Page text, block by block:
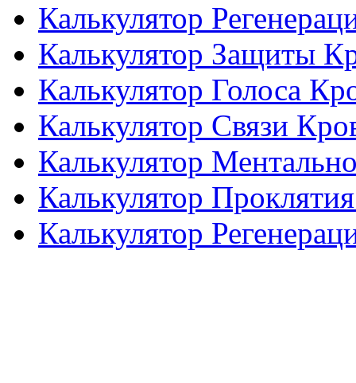
Калькулятор
Калькулятор Защиты
Калькулятор Голоса
Калькулятор Связи
Калькулятор
Калькулятор
Калькулятор